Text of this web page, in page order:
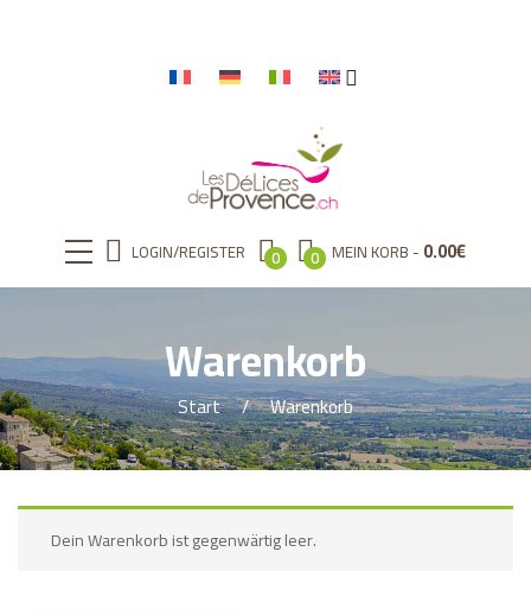
LOGIN/REGISTER 0 0 MEIN KORB 0.00€
Warenkorb
Start Warenkorb
Dein Warenkorb ist gegenwärtig leer.